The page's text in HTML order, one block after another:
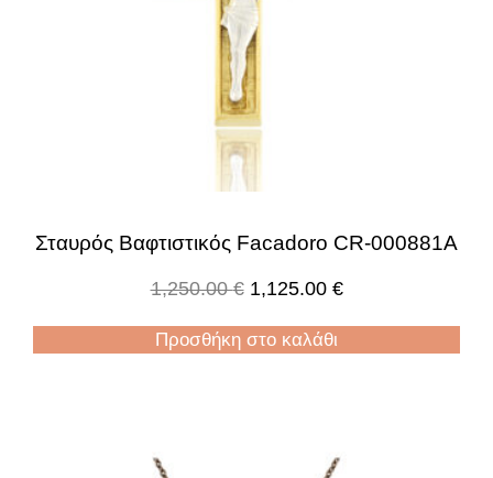
Σταυρός Βαφτιστικός Facadoro CR-000881A
1,250.00€ 1,125.00 €
Προσθήκη στο καλάθι